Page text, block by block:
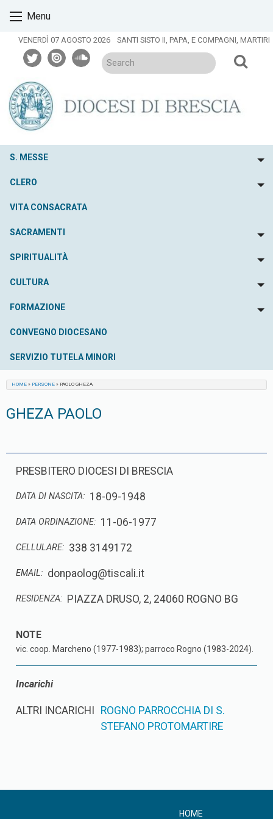
content
Menu
VENERDÌ 07 AGOSTO 2026 SANTI SISTO II, PAPA, E COMPAGNI, MARTIRI
twitterissuusoundcloud
S. MESSE
CLERO
VITA CONSACRATA
SACRAMENTI
SPIRITUALITÀ
CULTURA
FORMAZIONE
CONVEGNO DIOCESANO
SERVIZIO TUTELA MINORI
HOME » PERSONE » PAOLO GHEZA
GHEZA PAOLO
PRESBITERO DIOCESI DI BRESCIA
DATA DI NASCITA: 18-09-1948
DATA ORDINAZIONE: 11-06-1977
CELLULARE: 338 3149172
EMAIL: donpaolog@tiscali.it
RESIDENZA: PIAZZA DRUSO, 2, 24060 ROGNO BG
vic. coop. Marcheno (1977-1983); parroco Rogno (1983-2024).
Incarichi
ALTRI INCARICHI ROGNO PARROCCHIA DI S.
STEFANO PROTOMARTIRE
HOME